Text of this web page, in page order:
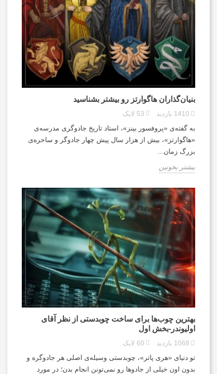
بنیان‌گذاران هاگوارتز رو بیشتر بشناسید
1410 بازدید 53 لایک
به گفته‌ی «پروفسور بینز»، استاد تاریخ جادوگری مدرسه‌ی
«هاگوارتز»، بیش از هزار سال پیش چهار جادوگر و ساحره‌ی
بزرگ زمان...
بیشتر بخونین
بهترین چوب‌ها برای ساخت چوبدستی از نظر آقای
اولیوندر-بخش اول
1068 بازدید 60 لایک
تو دنیای «هری پاتر»، چوبدستی وسیله‌ی اصلی هر جادوگره و
بدون اون خیلی از جادوها رو نمی‌تونن انجام بدن؛ در مورد